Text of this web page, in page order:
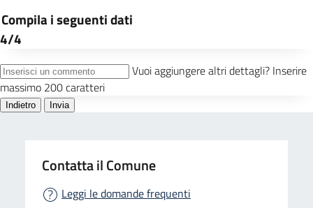
Contatta il Comune
Leggi le domande frequenti